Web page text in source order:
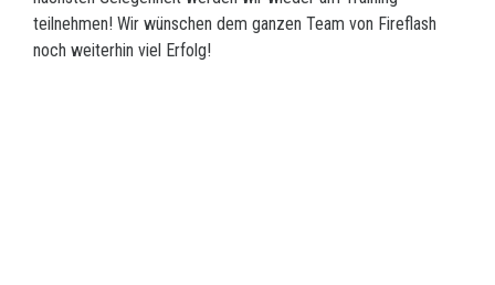
teilnehmen! Wir wünschen dem ganzen Team von Fireflash
noch weiterhin viel Erfolg!